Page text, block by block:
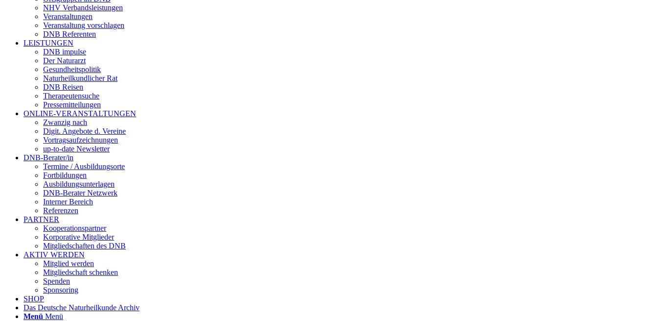
NHV Verbandsleistungen
Veranstaltungen
Veranstaltung vorschlagen
DNB Referenten
LEISTUNGEN
DNB impulse
Der Naturarzt
Gesundheitspolitik
Naturheilkundlicher Rat
DNB Reisen
Therapeutensuche
Pressemitteilungen
ONLINE-VERANSTALTUNGEN
Zwanzig nach
Digit. Angebote d. Vereine
Vortragsaufzeichnungen
up-to-date Newsletter
DNB-Berater/in
Termine / Ausbildungsorte
Fortbildungen
Ausbildungsunterlagen
DNB-Berater Netzwerk
Interner Bereich
Referenzen
PARTNER
Kooperationspartner
Korporative Mitglieder
Mitgliedschaften des DNB
AKTIV WERDEN
Mitglied werden
Mitgliedschaft schenken
Spenden
Sponsoring
SHOP
Das Deutsche Naturheilkunde Archiv
Menü Menü